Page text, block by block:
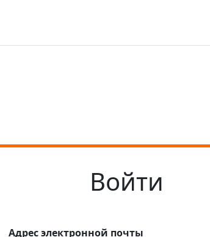
Войти
Адрес электронной почты